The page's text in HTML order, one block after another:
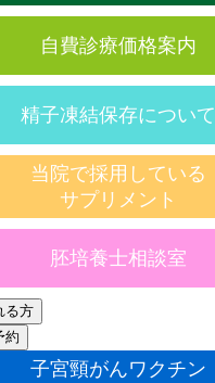
自費診療価格案内
精子凍結保存について
当院で採用している
サプリメント
胚培養士相談室
子宮頸がんワクチン